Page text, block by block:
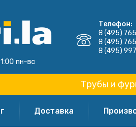
пн-вс
Телефон:
8 (495)
8 (495)
8 (495)
Трубы и
Доставка